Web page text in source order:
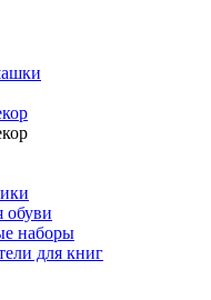
обуви
наборы
для книг